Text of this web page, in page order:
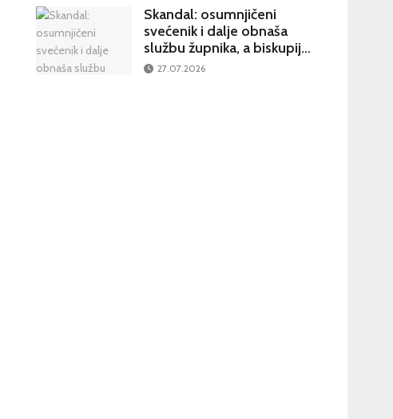
Skandal: osumnjičeni
svećenik i dalje obnaša
službu župnika, a biskupija
priopćila da je sve
27.07.2026